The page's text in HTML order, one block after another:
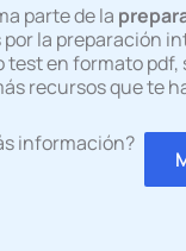
parte de la
la preparación
test en formato
recursos que te
información?